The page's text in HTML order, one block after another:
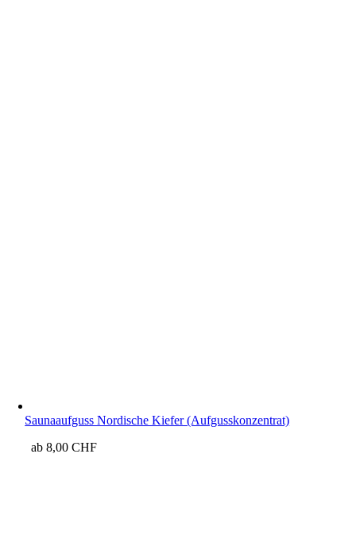
Saunaaufguss Nordische Kiefer (Aufgusskonzentrat)
ab8,00CHF